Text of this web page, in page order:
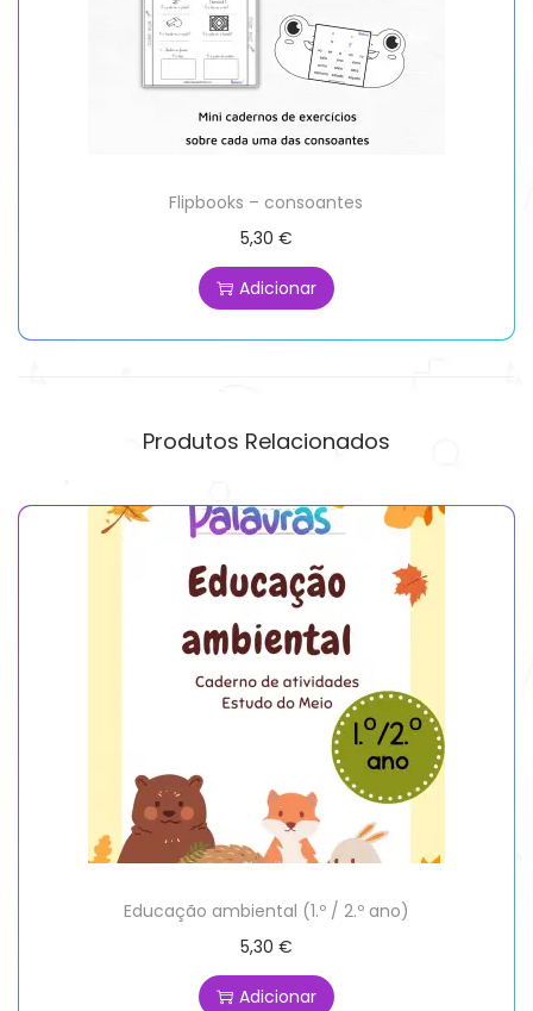
Flipbooks – consoantes
5,30 €
Adicionar
Produtos Relacionados
Educação ambiental (1.º / 2.º ano)
5,30 €
Adicionar